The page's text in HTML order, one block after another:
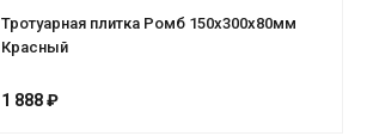
Тротуарная плитка Ромб 150х300х80мм
Красный
1 888 ₽